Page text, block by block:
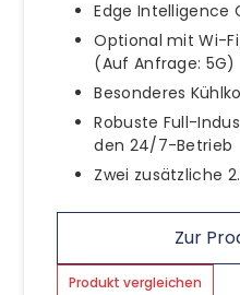
Edge Intelligence
Optional mit Wi-
(Auf Anfrage: 5G)
Besonderes
Robuste Full-
den 24/7-Betrieb
Zwei zusätzliche
Zur
Produkt vergleichen